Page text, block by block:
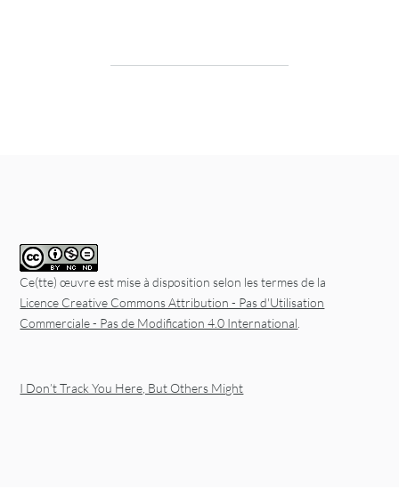
Ce(tte) œuvre est mise à disposition selon les termes de la
Licence Creative Commons Attribution - Pas d'Utilisation
Commerciale - Pas de Modification 4.0 International
I Don’t Track You Here, But Others Might